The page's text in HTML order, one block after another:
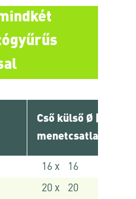
Cső külső Ø [ mm ] x
menetcsatlakozó
16 x 16
20 x 20